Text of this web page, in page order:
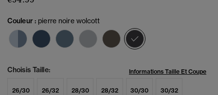
Couleur : pierre noire wolcott
Choisis Taille: Informations Taille Et Coupe
26/30 26/32 28/30 28/32 30/30 30/32